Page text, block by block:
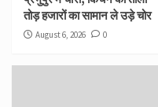
तोड़ हजारों का सामान ले उड़े चोर
August 6, 2026 0